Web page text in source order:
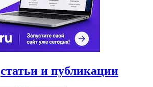
статьи и публикации